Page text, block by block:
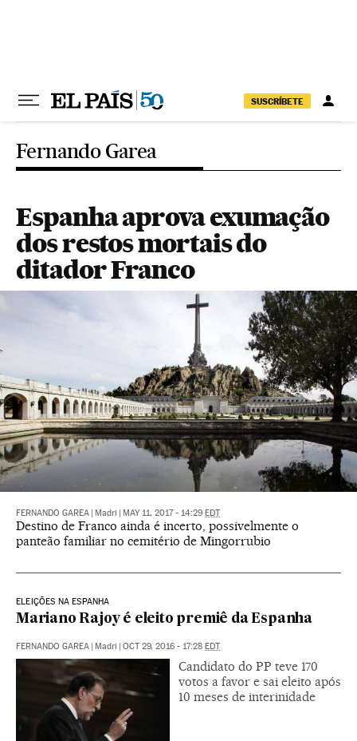
SUSCRÍBETE
Fernando Garea
Espanha aprova exumação
dos restos mortais do
ditador Franco
FERNANDO GAREA Madri MAY 11, 2017 - 14:29 EDT
Destino de Franco ainda é incerto, possivelmente o
panteão familiar no cemitério de Mingorrubio
ELEIÇÕES NA ESPANHA
Mariano Rajoy é eleito premiê da Espanha
FERNANDO GAREA Madri OCT 29, 2016 - 17:28 EDT
Candidato do PP teve 170
votos a favor e sai eleito após
10 meses de interinidade